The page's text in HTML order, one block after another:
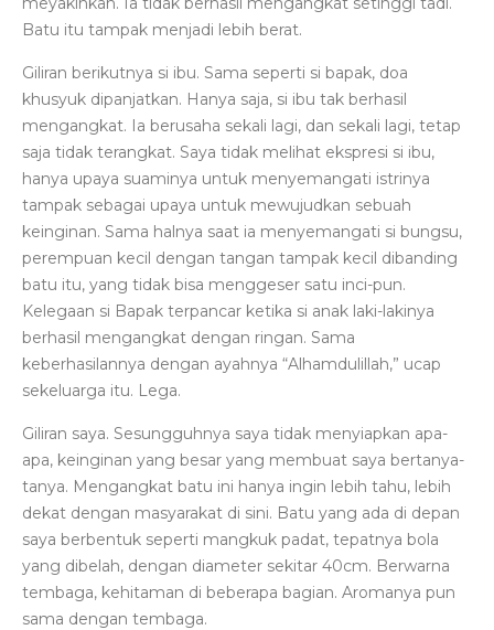
Batu itu tampak menjadi lebih berat.
Giliran berikutnya si ibu. Sama seperti si bapak, doa
khusyuk dipanjatkan. Hanya saja, si ibu tak berhasil
mengangkat. Ia berusaha sekali lagi, dan sekali lagi, tetap
saja tidak terangkat. Saya tidak melihat ekspresi si ibu,
hanya upaya suaminya untuk menyemangati istrinya
tampak sebagai upaya untuk mewujudkan sebuah
keinginan. Sama halnya saat ia menyemangati si bungsu,
perempuan kecil dengan tangan tampak kecil dibanding
batu itu, yang tidak bisa menggeser satu inci-pun.
Kelegaan si Bapak terpancar ketika si anak laki-lakinya
berhasil mengangkat dengan ringan. Sama
keberhasilannya dengan ayahnya “Alhamdulillah,” ucap
sekeluarga itu. Lega.
Giliran saya. Sesungguhnya saya tidak menyiapkan apa-
apa, keinginan yang besar yang membuat saya bertanya-
tanya. Mengangkat batu ini hanya ingin lebih tahu, lebih
dekat dengan masyarakat di sini. Batu yang ada di depan
saya berbentuk seperti mangkuk padat, tepatnya bola
yang dibelah, dengan diameter sekitar 40cm. Berwarna
tembaga, kehitaman di beberapa bagian. Aromanya pun
sama dengan tembaga.